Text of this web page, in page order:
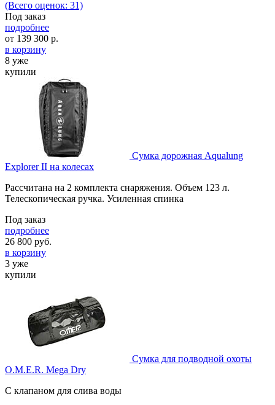
(Всего оценок: 31)
Под заказ
подробнее
от 139 300 р.
в корзину
8 уже
купили
Сумка дорожная Aqualung
Explorer II на колесах
Рассчитана на 2 комплекта снаряжения. Объем 123 л.
Телескопическая ручка. Усиленная спинка
Под заказ
подробнее
26 800 руб.
в корзину
3 уже
купили
Сумка для подводной охоты
O.M.E.R. Mega Dry
С клапаном для слива воды